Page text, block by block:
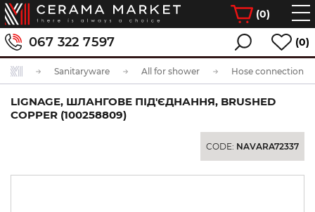
(0)
067 322 7597 (0)
Sanitaryware All for shower Hose connection
LIGNAGE, ШЛАНГОВЕ ПІД'ЄДНАННЯ, BRUSHED
COPPER (100258809)
CODE: NAVARA72337